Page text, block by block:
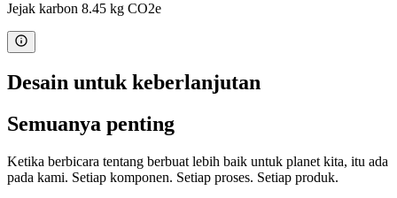
Jejak karbon 8.45 kg CO2e
Desain untuk keberlanjutan
Semuanya penting
Ketika berbicara tentang berbuat lebih baik untuk planet kita, itu ada
pada kami. Setiap komponen. Setiap proses. Setiap produk.